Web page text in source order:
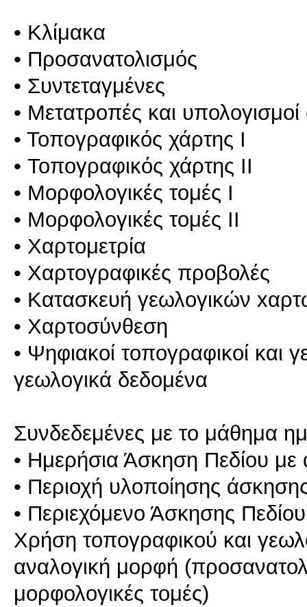
• Κλίμακα
• Προσανατολισμός
• Συντεταγμένες
• Μετατροπές και
• Τοπογραφικός χάρτης I
• Τοπογραφικός χάρτης II
• Μορφολογικές τομές Ι
• Μορφολογικές τομές ΙI
• Χαρτομετρία
• Χαρτογραφικές προβολές
• Κατασκευή γεωλογικών
• Χαρτοσύνθεση
• Ψηφιακοί τοπογραφικοί και
γεωλογικά δεδομένα
Συνδεδεμένες με το μάθημα
• Ημερήσια Άσκηση Πεδίου με
• Περιοχή υλοποίησης
• Περιεχόμενο Άσκησης
Χρήση τοπογραφικού και
αναλογική μορφή
μορφολογικές τομές)